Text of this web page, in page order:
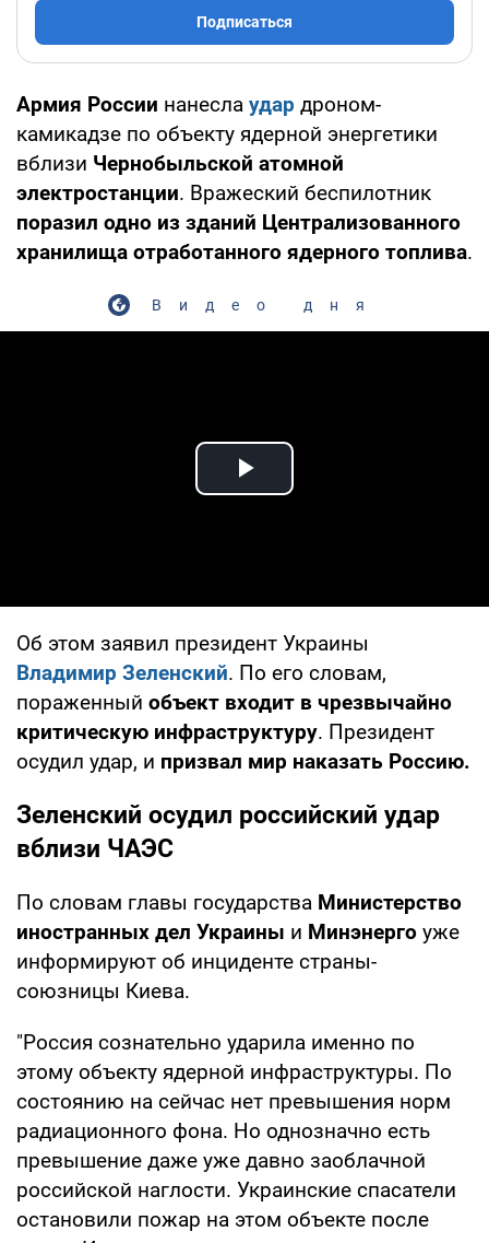
Подписаться
Армия России нанесла удар дроном-
камикадзе по объекту ядерной энергетики
вблизи Чернобыльской атомной
электростанции. Вражеский беспилотник
поразил одно из зданий Централизованного
хранилища отработанного ядерного топлива.
Видео дня
Play Video
Об этом заявил президент Украины
Владимир Зеленский. По его словам,
пораженный объект входит в чрезвычайно
критическую инфраструктуру. Президент
осудил удар, и призвал мир наказать Россию.
Зеленский осудил российский удар
вблизи ЧАЭС
По словам главы государства Министерство
иностранных дел Украины и Минэнерго уже
информируют об инциденте страны-
союзницы Киева.
"Россия сознательно ударила именно по
этому объекту ядерной инфраструктуры. По
состоянию на сейчас нет превышения норм
радиационного фона. Но однозначно есть
превышение даже уже давно заоблачной
российской наглости. Украинские спасатели
остановили пожар на этом объекте после